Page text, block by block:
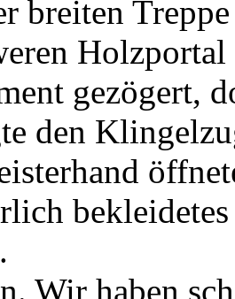
breiten
gezögert,
den
Wir haben